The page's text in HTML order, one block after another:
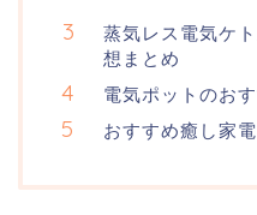
蒸気レス電気ケ
想まとめ
電気ポットのお
おすすめ癒し家